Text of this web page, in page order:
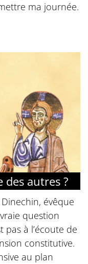
ma journée.
des autres ?
évêque
question
pas à l’écoute de
constitutive.
au plan